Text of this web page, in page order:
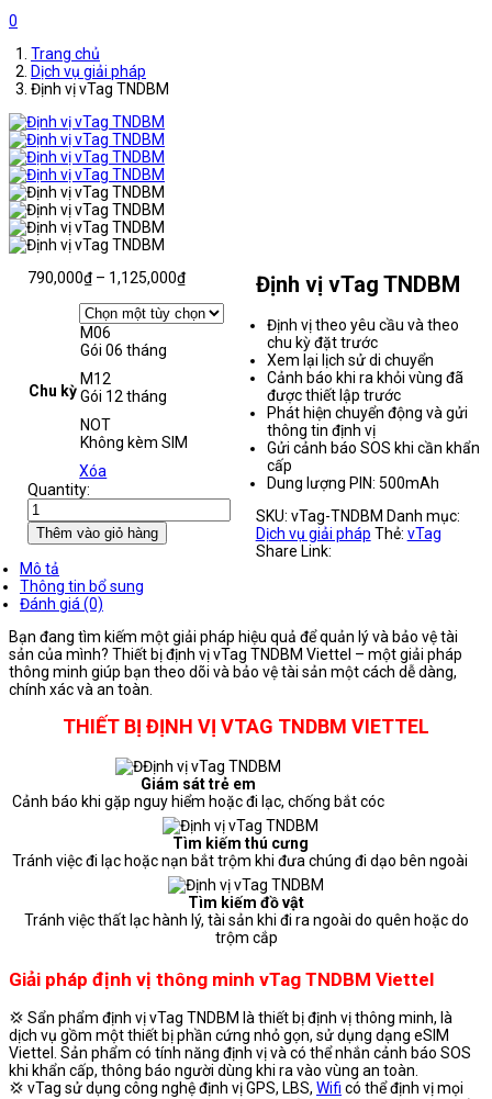
0
Trang chủ
Dịch vụ giải pháp
Định vị vTag TNDBM
Định vị vTag TNDBM
Định vị theo yêu cầu và theo
chu kỳ đặt trước
Xem lại lịch sử di chuyển
Cảnh báo khi ra khỏi vùng đã
được thiết lập trước
Phát hiện chuyển động và gửi
thông tin định vị
Gửi cảnh báo SOS khi cần khẩn
cấp
Dung lượng PIN: 500mAh
SKU: vTag-TNDBM Danh mục:
Dịch vụ giải pháp Thẻ: vTag
Share Link:
790,000₫ – 1,125,000₫Khoảng
từ
790,000₫
1,125,000₫
Chu kỳ
M06
Gói 06 tháng
M12
Gói 12 tháng
NOT
Không kèm SIM
Xóa
Quantity:
Thêm vào giỏ hàng
Mô tả
Thông tin bổ sung
Đánh giá (0)
Bạn đang tìm kiếm một giải pháp hiệu quả để quản lý và bảo vệ tài
sản của mình? Thiết bị định vị vTag TNDBM Viettel – một giải pháp
thông minh giúp bạn theo dõi và bảo vệ tài sản một cách dễ dàng,
chính xác và an toàn.
THIẾT BỊ ĐỊNH VỊ VTAG TNDBM VIETTEL
Giám sát trẻ em
Cảnh báo khi gặp nguy hiểm hoặc đi lạc, chống bắt cóc
Tìm kiếm thú cưng
Tránh việc đi lạc hoặc nạn bắt trộm khi đưa chúng đi dạo bên ngoài
Tìm kiếm đồ vật
Tránh việc thất lạc hành lý, tài sản khi đi ra ngoài do quên hoặc do
trộm cắp
Giải pháp định vị thông minh vTag TNDBM Viettel
💢 Sẩn phẩm định vị vTag TNDBM là thiết bị định vị thông minh, là
dịch vụ gồm một thiết bị phần cứng nhỏ gọn, sử dụng dạng eSIM
Viettel. Sản phẩm có tính năng định vị và có thể nhắn cảnh báo SOS
khi khẩn cấp, thông báo người dùng khi ra vào vùng an toàn.
💢 vTag sử dụng công nghệ định vị GPS, LBS, Wifi có thể định vị mọi